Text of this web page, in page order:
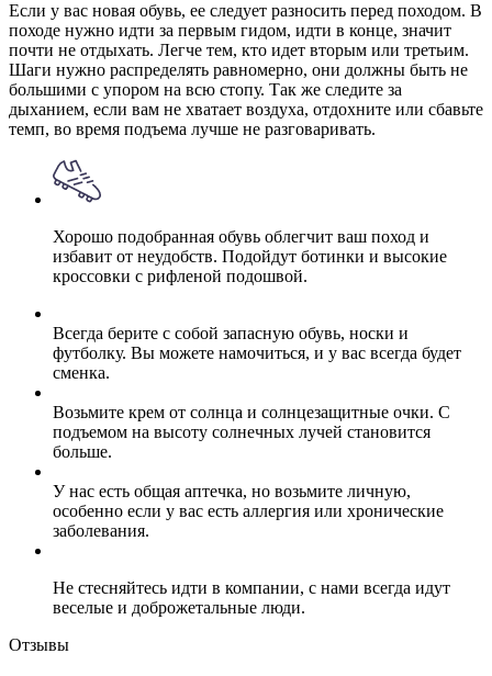
Если у вас новая обувь, ее следует разносить перед походом. В
походе нужно идти за первым гидом, идти в конце, значит
почти не отдыхать. Легче тем, кто идет вторым или третьим.
Шаги нужно распределять равномерно, они должны быть не
большими с упором на всю стопу. Так же следите за
дыханием, если вам не хватает воздуха, отдохните или сбавьте
темп, во время подъема лучше не разговаривать.
Хорошо подобранная обувь облегчит ваш поход и
избавит от неудобств. Подойдут ботинки и высокие
кросcовки с рифленой подошвой.
Всегда берите с собой запасную обувь, носки и
футболку. Вы можете намочиться, и у вас всегда будет
сменка.
Возьмите крем от солнца и солнцезащитные очки. С
подъемом на высоту солнечных лучей становится
больше.
У нас есть общая аптечка, но возьмите личную,
особенно если у вас есть аллергия или хронические
заболевания.
Не стесняйтесь идти в компании, с нами всегда идут
веселые и доброжетальные люди.
Отзывы